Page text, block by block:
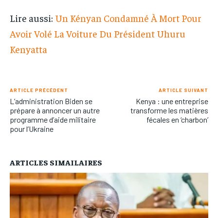
Lire aussi: Un Kényan Condamné À Mort Pour
Avoir Volé La Voiture Du Président Uhuru
Kenyatta
ARTICLE PRÉCÉDENT
L’administration Biden se
prépare à annoncer un autre
programme d’aide militaire
pour l’Ukraine
ARTICLE SUIVANT
Kenya : une entreprise
transforme les matières
fécales en ‘charbon’
ARTICLES SIMAILAIRES